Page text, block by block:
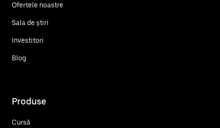
Ofertele noastre
Sala de știri
Investitori
Blog
Produse
Cursă